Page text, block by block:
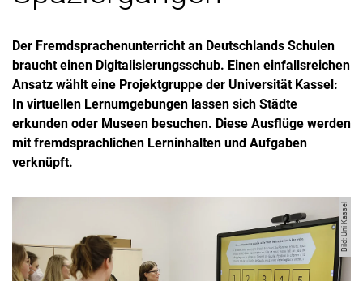
Der Fremdsprachenunterricht an Deutschlands Schulen
braucht einen Digitalisierungsschub. Einen einfallsreichen
Ansatz wählt eine Projektgruppe der Universität Kassel:
In virtuellen Lernumgebungen lassen sich Städte
erkunden oder Museen besuchen. Diese Ausflüge werden
mit fremdsprachlichen Lerninhalten und Aufgaben
verknüpft.
Bild: Uni Kassel